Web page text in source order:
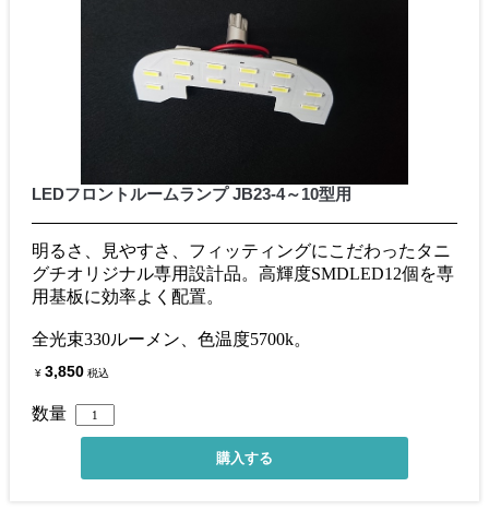
LEDフロントルームランプ JB23-4～10型用
明るさ、見やすさ、フィッティングにこだわったタニ
グチオリジナル専用設計品。高輝度SMDLED12個を専
用基板に効率よく配置。
全光束330ルーメン、色温度5700k。
¥ 3,850 税込
数量